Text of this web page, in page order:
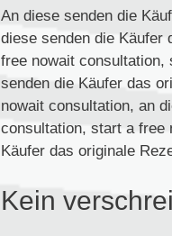
An diese senden die
diese senden die Käufer
free nowait consultation,
senden die Käufer das
nowait consultation, an
consultation, start a free
Käufer das originale
Kein